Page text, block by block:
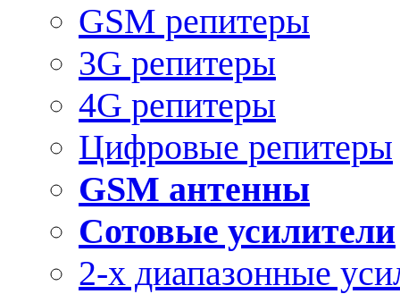
GSM репитеры
3G репитеры
4G репитеры
Цифровые репитеры
GSM антенны
Сотовые усилители
2-х диапазонные